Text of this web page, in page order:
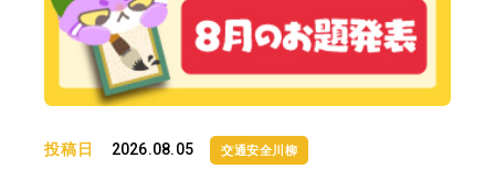
投稿日 2026.08.05 交通安全川柳